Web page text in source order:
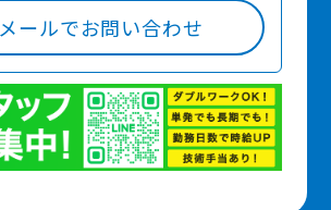
メールでお問い合わせ